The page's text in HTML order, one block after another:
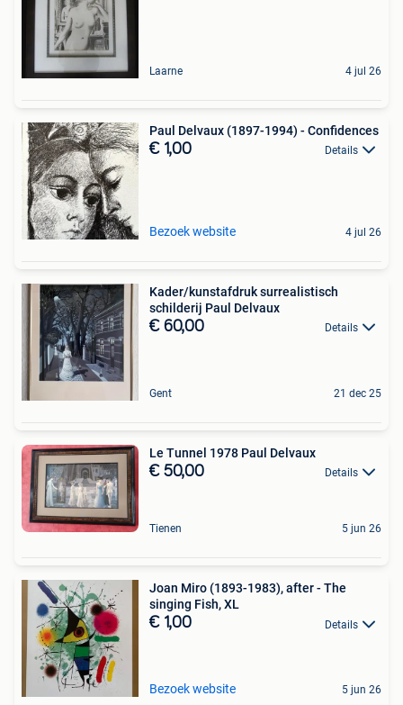
Laarne 4 jul 26
Paul Delvaux (1897-1994) - Confidences
€ 1,00 Details
Bezoek website 4 jul 26
Kader/kunstafdruk surrealistisch
schilderij Paul Delvaux
€ 60,00 Details
Gent 21 dec 25
Le Tunnel 1978 Paul Delvaux
€ 50,00 Details
Tienen 5 jun 26
Joan Miro (1893-1983), after - The
singing Fish, XL
€ 1,00 Details
Bezoek website 5 jun 26